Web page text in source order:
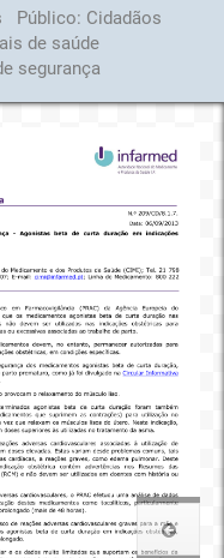
Público: Cidadãos
de saúde
segurança